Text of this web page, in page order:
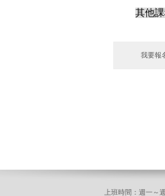
其他
上班時間：週一～